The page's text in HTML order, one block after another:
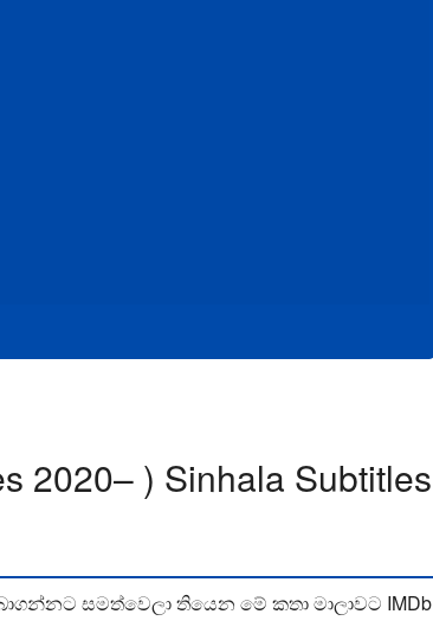
2020– ) Sinhala Subtitles
සමත්වෙලා තියෙන මේ කතා මාලාවට IMDb